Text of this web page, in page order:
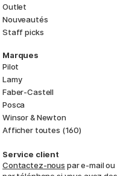
Outlet
Nouveautés
Staff picks
Marques
Pilot
Lamy
Faber-Castell
Posca
Winsor & Newton
Afficher toutes (160)
Service client
Contactez-nous par e-mail ou